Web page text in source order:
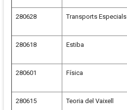
280628 Transports Especials
280618 Estiba
280601 Física
280615 Teoria del Vaixell